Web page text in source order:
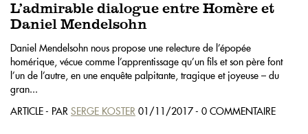
L’admirable dialogue entre Homère et
Daniel Mendelsohn
Daniel Mendelsohn nous propose une relecture de l’épopée
homérique, vécue comme l’apprentissage qu’un fils et son père font
l’un de l’autre, en une enquête palpitante, tragique et joyeuse – du
gran...
ARTICLE - PAR SERGE KOSTER 01/11/2017 - 0 COMMENTAIRE